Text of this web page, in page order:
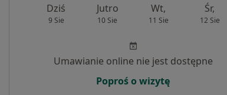
Dziś
9 Sie
Jutro
10 Sie
Wt,
11 Sie
Śr,
12 Sie
Umawianie online nie jest dostępne
Poproś o wizytę